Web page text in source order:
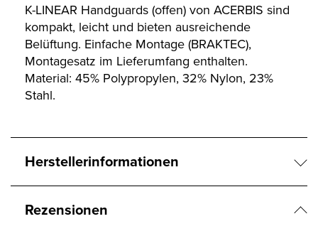
K-LINEAR Handguards (offen) von ACERBIS sind
kompakt, leicht und bieten ausreichende
Belüftung. Einfache Montage (BRAKTEC),
Montagesatz im Lieferumfang enthalten.
Material: 45% Polypropylen, 32% Nylon, 23%
Stahl.
Herstellerinformationen
Rezensionen